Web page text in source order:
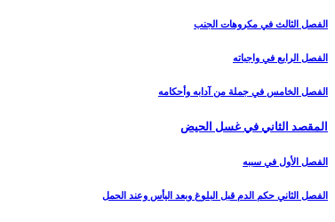
الفصل الثالث في مكروهات الجنب‏
الفصل الرابع في واجباته
الفصل الخامس في جملة من آدابه وأحكامه‏
المقصد الثاني في غسل الحيض‏
الفصل الأول في سببه
الفصل الثاني حكم الدم قبل البلوغ وبعد اليأس وعند الحمل‏